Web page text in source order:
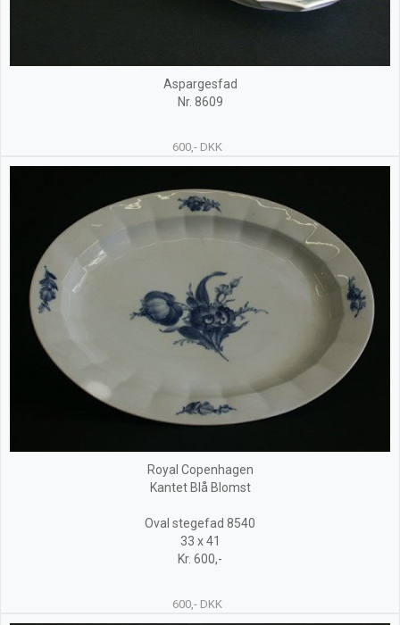
Aspargesfad
Nr. 8609
600,- DKK
Royal Copenhagen
Kantet Blå Blomst
Oval stegefad 8540
33 x 41
Kr. 600,-
600,- DKK